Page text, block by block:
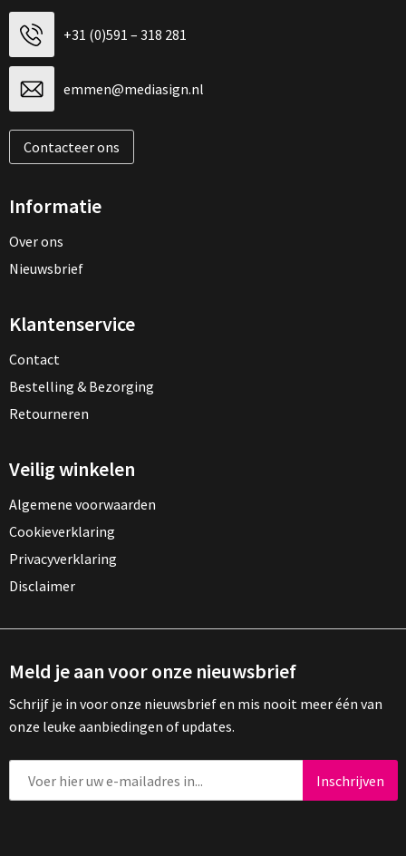
+31 (0)591 – 318 281
emmen@mediasign.nl
Contacteer ons
Informatie
Over ons
Nieuwsbrief
Klantenservice
Contact
Bestelling & Bezorging
Retourneren
Veilig winkelen
Algemene voorwaarden
Cookieverklaring
Privacyverklaring
Disclaimer
Meld je aan voor onze nieuwsbrief
Schrijf je in voor onze nieuwsbrief en mis nooit meer één van
onze leuke aanbiedingen of updates.